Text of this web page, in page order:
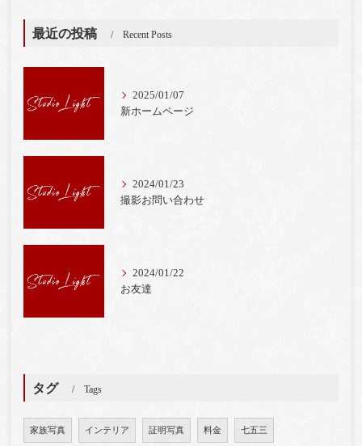
最近の投稿 Recent Posts
2025/01/07
新ホームページ
2024/01/23
撮影お問い合わせ
2024/01/22
お友達
タグ Tags
家族写真 インテリア 証明写真 料金 七五三